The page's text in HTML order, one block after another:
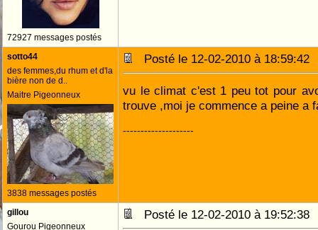
72927 messages postés
sotto44
des femmes,du rhum et d'la
bière non de d..
Maitre Pigeonneux
3838 messages postés
Posté le 12-02-2010 à
vu le climat c'est 1 peu tot pour
trouve ,moi je commence a peine a
--------------------
gillou
Gourou Pigeonneux
Posté le 12-02-2010 à